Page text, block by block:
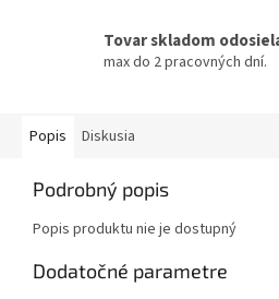
Tovar skladom
max do 2 pracovných dní.
Popis Diskusia
Podrobný popis
Popis produktu nie je dostupný
Dodatočné parametre